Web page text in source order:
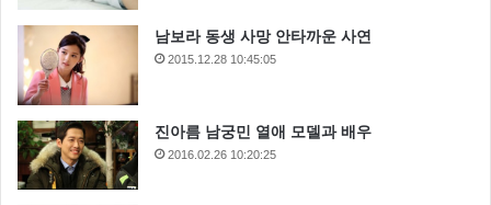
남보라 동생 사망 안타까운 사연
2015.12.28 10:45:05
진아름 남궁민 열애 모델과 배우
2016.02.26 10:20:25